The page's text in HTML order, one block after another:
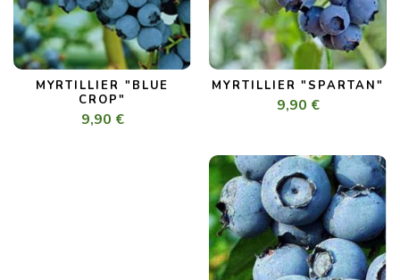
MYRTILLIER "BLUE
CROP"
9,90 €
MYRTILLIER "SPARTAN"
9,90 €